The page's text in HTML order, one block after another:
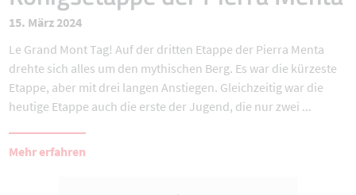
15. März 2024
Le Grand Mont Tag! Auf der dritten Etappe der Pierra Menta
drehte sich alles um den mythischen Berg. Es war die kürzeste
Etappe, aber mit drei langen Anstiegen. Gleichzeitig war die
heutige Etappe auch die erste der Jugend, die nur zwei ...
Mehr erfahren